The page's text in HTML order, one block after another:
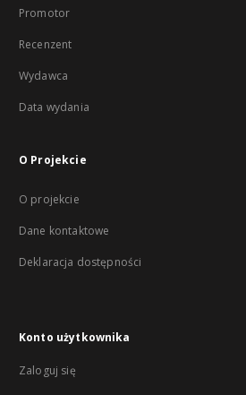
Promotor
Recenzent
Wydawca
Data wydania
O Projekcie
O projekcie
Dane kontaktowe
Deklaracja dostępności
Konto użytkownika
Zaloguj się